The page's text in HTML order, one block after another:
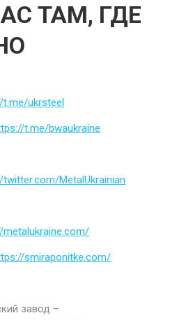
ТАМ, ГДЕ
t.me/ukrsteel
t.me/bwaukraine
MetalUkrainian
smiraponitke.com/
завод –